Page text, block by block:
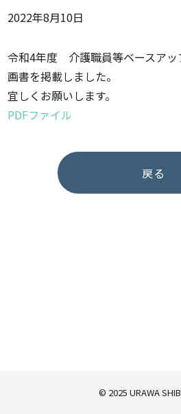
2022年8月10日
令和4年度 介護職員等ベースアッ
画書を掲載しました。
宜しくお願いします。
PDFファイル
戻る
© 2025 URAWA